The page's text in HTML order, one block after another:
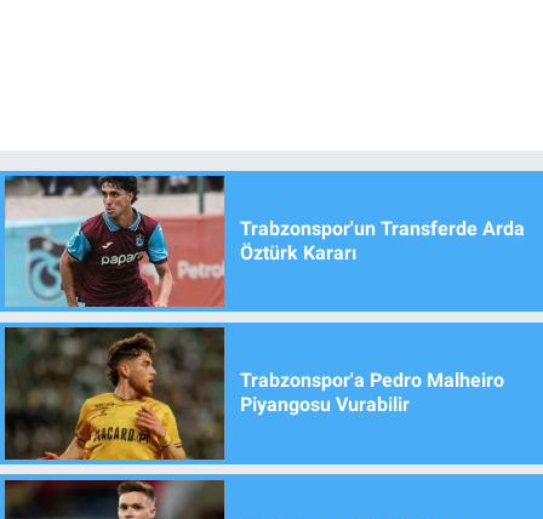
Trabzonspor'un Transferde Arda
Öztürk Kararı
Trabzonspor'a Pedro Malheiro
Piyangosu Vurabilir